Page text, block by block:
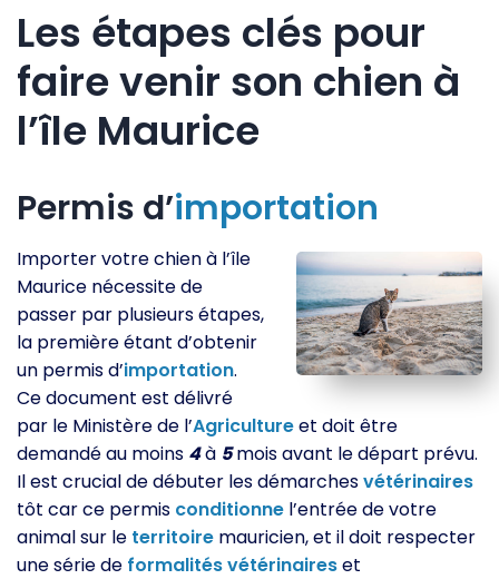
Les étapes clés pour
faire venir son chien à
l’île Maurice
Permis d’importation
Importer votre chien à l’île
Maurice nécessite de
passer par plusieurs étapes,
la première étant d’obtenir
un permis d’importation.
Ce document est délivré
par le Ministère de l’Agricultureet doit être
demandé au moins 4à 5mois avant le départ prévu.
Il est crucial de débuter les démarchesvétérinaires
tôt car ce permis conditionne l’entrée de votre
animal sur le territoire mauricien, et il doit respecter
une série de formalitésvétérinaireset